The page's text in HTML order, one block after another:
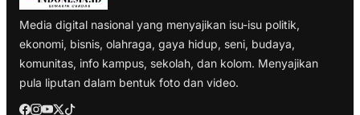
Media digital nasional yang menyajikan isu-isu politik,
ekonomi, bisnis, olahraga, gaya hidup, seni, budaya,
komunitas, info kampus, sekolah, dan kolom. Menyajikan
pula liputan dalam bentuk foto dan video.